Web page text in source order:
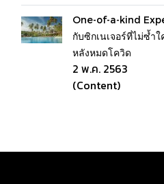
One-of-a-kind
กับซิกเนเจอร์ที่ไม่ซ้ำ
หลังหมดโควิด
2 พ.ค. 2563
(Content)